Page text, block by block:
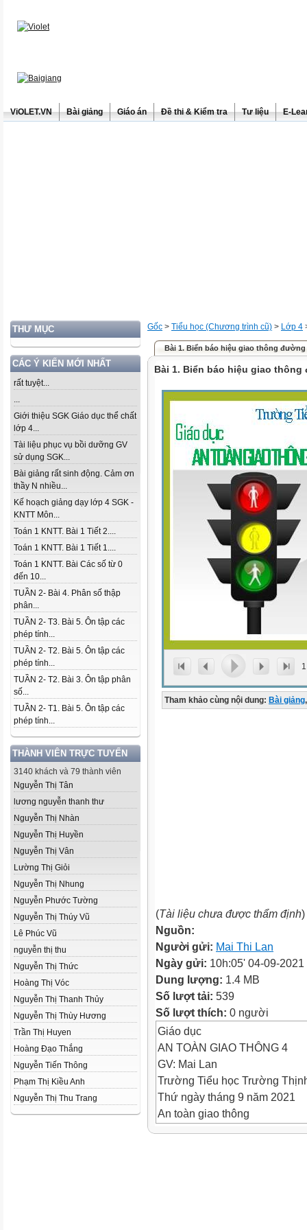
ViOLET.VN Bài giảng Giáo án Đề thi & Kiểm tra Tư liệu E-
THƯ MỤC
CÁC Ý KIẾN MỚI NHẤT
rất tuyệt...
...
Giới thiệu SGK Giáo dục thể chất
lớp 4...
Tài liệu phục vụ bồi dưỡng GV
sử dụng SGK...
Bài giảng rất sinh động. Cảm ơn
thầy N nhiều...
Kế hoạch giảng dạy lớp 4 SGK -
KNTT Môn...
Toán 1 KNTT. Bài 1 Tiết 2....
Toán 1 KNTT. Bài 1 Tiết 1....
Toán 1 KNTT. Bài Các số từ 0
đến 10...
TUẦN 2- Bài 4. Phân số thập
phân...
TUẦN 2- T3. Bài 5. Ôn tập các
phép tính...
TUẦN 2- T2. Bài 5. Ôn tập các
phép tính...
TUẦN 2- T2. Bài 3. Ôn tập phân
số...
TUẦN 2- T1. Bài 5. Ôn tập các
phép tính...
THÀNH VIÊN TRỰC TUYẾN
3140 khách và 79 thành viên
Nguyễn Thị Tân
lương nguyễn thanh thư
Nguyễn Thị Nhàn
Nguyễn Thị Huyền
Nguyễn Thị Vân
Lường Thị Giỏi
Nguyễn Thị Nhung
Nguyễn Phước Tường
Nguyễn Thị Thúy Vũ
Lê Phúc Vũ
nguyễn thị thu
Nguyễn Thị Thức
Hoàng Thị Vóc
Nguyễn Thị Thanh Thủy
Nguyễn Thị Thùy Hương
Trần Thị Huyen
Hoàng Đạo Thắng
Nguyễn Tiến Thông
Phạm Thị Kiều Anh
Nguyễn Thị Thu Trang
Gốc > Tiểu học (Chương trình cũ) > Lớp 4
Bài 1. Biển báo hiệu giao thông đường
Bài 1. Biển báo hiệu giao
1
Tham khảo cùng nội dung: Bài giảng,
(Tài liệu chưa được thẩm định)
Nguồn:
Người gửi: Mai Thi Lan
Ngày gửi: 10h:05' 04-09-2021
Dung lượng: 1.4 MB
Số lượt tải: 539
Số lượt thích: 0 người
Giáo dục
AN TOÀN GIAO THÔNG 4
GV: Mai Lan
Trường Tiểu học Trường
Thứ ngày tháng 9 năm 2021
An toàn giao thông